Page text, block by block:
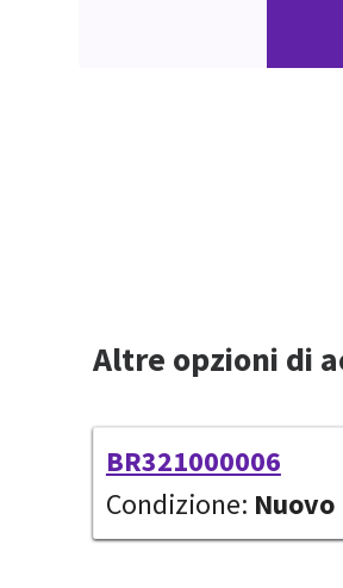
Altre opzioni di
BR321000006
Condizione: Nuovo